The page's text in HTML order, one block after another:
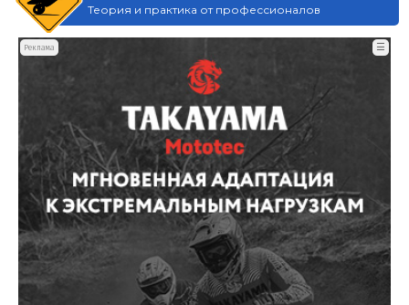
Теория и практика от профессионалов
Реклама ☰